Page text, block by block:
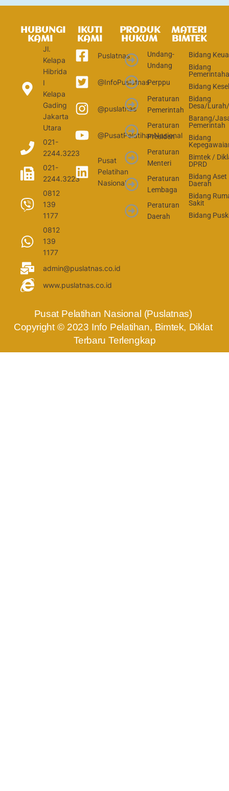
HUBUNGI
KAMI
Jl.
Kelapa
Hibrida
I
Kelapa
Gading
Jakarta
Utara
021-
2244.3223
021-
2244.3223
0812
139
1177
0812
139
1177
admin@puslatnas.co.id
www.puslatnas.co.id
IKUTI
KAMI
Puslatnas
@InfoPuslatnas
@puslatnas
@PusatPelatihanNasional
Pusat
Pelatihan
Nasional
PRODUK
HUKUM
Undang-
Undang
Perppu
Peraturan
Pemerintah
Peraturan
Presiden
Peraturan
Menteri
Peraturan
Lembaga
Peraturan
Daerah
MATERI
BIMTEK
Bidang
Bidang
Bidang
Bidang
Desa/
Barang/
Pemerintah
Bidang
Bimtek /
DPRD
Bidang Aset
Daerah
Bidang
Sakit
Bidang
Pusat Pelatihan Nasional (Puslatnas)
Copyright © 2023 Info Pelatihan, Bimtek, Diklat
Terbaru Terlengkap